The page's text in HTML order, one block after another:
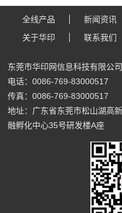
全线产品 新闻资讯
关于华印
联系我们
东莞市华印网信息科技有限公司
电话：0086-769-83000517
传真：0086-769-83000517
地址：广东省东莞市松山湖高
融孵化中心35号研发楼A座